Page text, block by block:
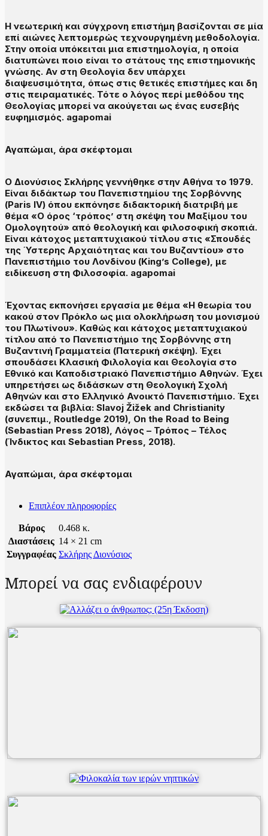
Η νεωτερική και σύγχρονη επιστήμη βασίζονται σε μία
επί αιώνες λεπτομερώς τεχνουργημένη μεθοδολογία.
Στην οποία υπόκειται μια επιστημολογία, η οποία
διατυπώνει ποιο είναι το στάτους της επιστημονικής
γνώσης. Αν στη Θεολογία δεν υπάρχει
διαψευσιμότητα, όπως στις θετικές επιστήμες και δη
στις πειραματικές. Τότε ο λόγος περί μεθόδου της
Θεολογίας μπορεί να ακούγεται ως ένας ευσεβής
ευφημισμός. agapomai
Αγαπώμαι, άρα σκέφτομαι
Ο Διονύσιος Σκλήρης γεννήθηκε στην Αθήνα το 1979.
Είναι διδάκτωρ του Πανεπιστημίου της Σορβόννης
(Paris IV) όπου εκπόνησε διδακτορική διατριβή με
θέμα «Ο όρος ‘τρόπος’ στη σκέψη του Μαξίμου του
Ομολογητού» από θεολογική και φιλοσοφική σκοπιά.
Είναι κάτοχος μεταπτυχιακού τίτλου στις «Σπουδές
της Ύστερης Αρχαιότητας και του Βυζαντίου» στο
Πανεπιστήμιο του Λονδίνου (King’s College), με
ειδίκευση στη Φιλοσοφία. agapomai
Έχοντας εκπονήσει εργασία με θέμα «Η θεωρία του
κακού στον Πρόκλο ως μια ολοκλήρωση του μονισμού
του Πλωτίνου». Καθώς και κάτοχος μεταπτυχιακού
τίτλου από το Πανεπιστήμιο της Σορβόννης στη
Βυζαντινή Γραμματεία (Πατερική σκέψη). Έχει
σπουδάσει Κλασική Φιλολογία και Θεολογία στο
Εθνικό και Καποδιστριακό Πανεπιστήμιο Αθηνών. Έχει
υπηρετήσει ως διδάσκων στη Θεολογική Σχολή
Αθηνών και στο Ελληνικό Ανοικτό Πανεπιστήμιο. Έχει
εκδώσει τα βιβλία: Slavoj Žižek and Christianity
(συνεπιμ., Routledge 2019), On the Road to Being
(Sebastian Press 2018), Λόγος – Τρόπος – Τέλος
(Ίνδικτος και Sebastian Press, 2018).
Αγαπώμαι, άρα σκέφτομαι
Επιπλέον πληροφορίες
Βάρος
0.468 κ.
Διαστάσεις 14 × 21 cm
Συγγραφέας Σκλήρης Διονύσιος
Μπορεί να σας ενδιαφέρουν